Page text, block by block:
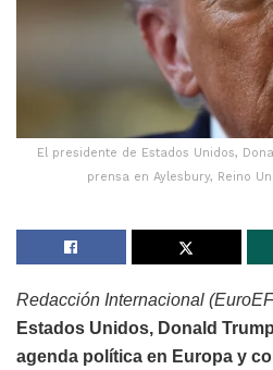
El presidente de Estados Unidos,
prensa en Aylesbury, Reino
Redacción Internacional
Estados Unidos, Donald
agenda política en Europa y